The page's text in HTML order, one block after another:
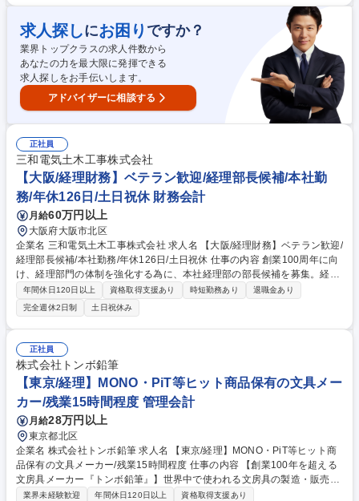
験に応じてチャレンジ可能な業務】 ■税務対応（税金計算含む）■監査法
人対応■有価証券報告書・計算書類等の開示資料作成■その他、業績管理や
業務改善プロジェクト など 募集職種 【経理】業務範囲を広げてスキルア
ップ可/改善・変革にチャレンジできる風土
求人探しにお困り ですか？
業界トップクラスの求人件数から
あなたの力を最大限に発揮できる
求人探しをお手伝いします。
アドバイザーに相談する
正社員
三和電気土木工事株式会社
【大阪/経理財務】ベテラン歓迎/経理部長候補/本社勤
務/年休126日/土日祝休 財務会計
月給60万円以上
大阪府大阪市北区
企業名 三和電気土木工事株式会社 求人名 【大阪/経理財務】ベテラン歓迎/
経理部長候補/本社勤務/年休126日/土日祝休 仕事の内容 創業100周年に向
け、経理部門の体制を強化する為に、本社経理部の部長候補を募集。経理
の実務業務も行っていただきますが、将来的には全社の数字を把握し経営
戦略に繋がる役割を担っていただきます。 【直近お任せする業務】■年次
決算■四半期決算■月次決算 ■管理組織のマネジメント■連結決算■予算管理
など 【入社1年後以降にお任せしたい業務】経理実務にとどまらず、経営
全体を数字で把握し、経営会議での意思決定をサポートいただきます。経
理部門の重要な責任者として組織を牽引し、管理会計の整備を進めなが
ら、経営判断を支援していただくことを期待しています。 募集職種 【大
阪/経理財務】ベテラン歓迎/経理部長候補/本社勤務/年休126日/土日祝休
年間休日120日以上 資格取得支援あり 時短勤務あり
退職金あり
完全週休2日制
土日祝休み
正社員
株式会社トンボ鉛筆
【東京/経理】MONO・PiT等ヒット商品保有の文具メー
カー/残業15時間程度 管理会計
月給28万円以上
東京都北区
企業名 株式会社トンボ鉛筆 求人名 【東京/経理】MONO・PiT等ヒット商
品保有の文具メーカー/残業15時間程度 仕事の内容 【創業100年を超える
文房具メーカー『トンボ鉛筆』】世界中で使われる文房具の製造・販売を
行う当社の経理担当として、ご経験やスキル・ご志向に合わせて日次業務
業界未経験歓迎 年間休日120日以上
資格取得支援あり